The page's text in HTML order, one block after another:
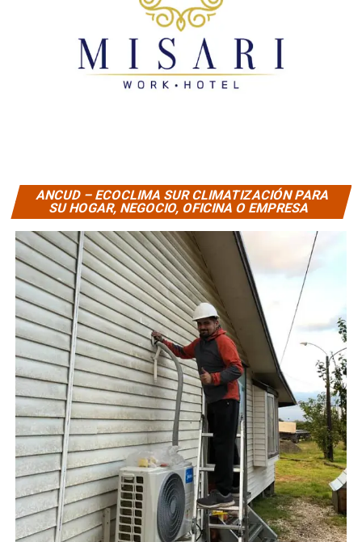
ANCUD – ECOCLIMA SUR CLIMATIZACIÓN PARA
SU HOGAR, NEGOCIO, OFICINA O EMPRESA